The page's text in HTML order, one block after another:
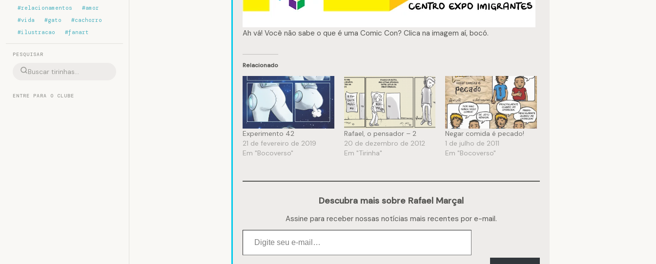
#relacionamentos
#amor
#vida
#gato
#cachorro
#ilustracao
#fanart
PESQUISAR
ENTRE PARA O CLUBE
Ah vá! Você não sabe o que é uma Comic Con? Clica na imagem aí, bocó.
Relacionado
Experimento 42
21 de fevereiro de 2019
Em "Bocoverso"
Rafael, o pensador – 2
20 de dezembro de 2012
Em "Tirinha"
Negar comida é pecado!
1 de julho de 2011
Em "Bocoverso"
Descubra mais sobre Rafael Marçal
Assine para receber nossas notícias mais recentes por e-mail.
Digite seu e-mail…